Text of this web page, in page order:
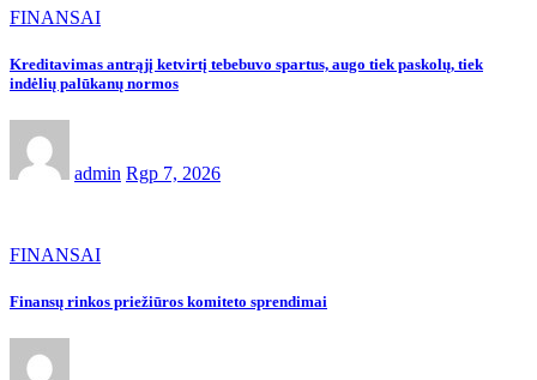
FINANSAI
Kreditavimas antrąjį ketvirtį tebebuvo spartus, augo tiek paskolų, tiek
indėlių palūkanų normos
admin Rgp 7, 2026
FINANSAI
Finansų rinkos priežiūros komiteto sprendimai